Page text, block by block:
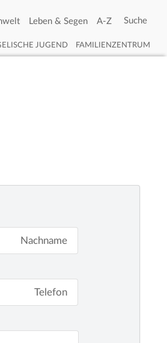
Leben & Segen A-Z
JUGEND FAMILIENZENTRUM